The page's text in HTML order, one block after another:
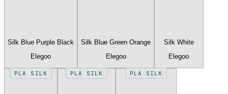
Silk Blue Purple Black
Elegoo
Silk Blue Green Orange
Elegoo
Silk White
Elegoo
PLA SILK PLA SILK PLA SILK